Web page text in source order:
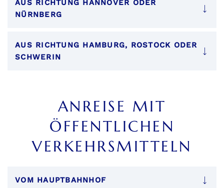
AUS RICHTUNG HANNOVER ODER
NÜRNBERG
AUS RICHTUNG HAMBURG, ROSTOCK ODER
SCHWERIN
ANREISE MIT
ÖFFENTLICHEN
VERKEHRSMITTELN
VOM HAUPTBAHNHOF